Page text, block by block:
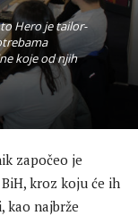
Hero je tailor-
koje od njih
započeo je
kroz koju će ih
kao najbrže